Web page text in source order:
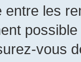
entre les
vous